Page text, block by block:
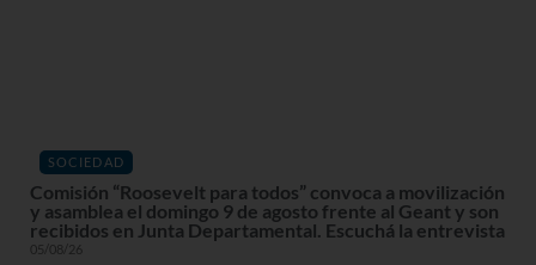
SOCIEDAD
Comisión “Roosevelt para todos” convoca a movilización
y asamblea el domingo 9 de agosto frente al Geant y son
recibidos en Junta Departamental. Escuchá la entrevista
05/08/26